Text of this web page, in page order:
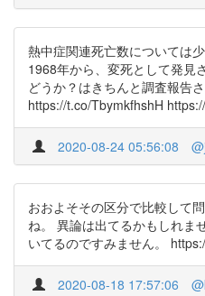
熱中症関連死亡数については
1968年から、変死として発見
どうか？はきちんと調査報告
https://t.co/TbymkfhshH
2020-08-24 05:56:08
おおよそその区分で比較して
ね。 異論は出てるかもしれま
いてるのですみません。
2020-08-18 17:57:06